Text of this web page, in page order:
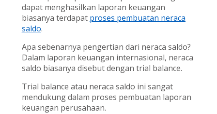
dapat menghasilkan laporan keuangan
biasanya terdapat proses pembuatan neraca
saldo.
Apa sebenarnya pengertian dari neraca saldo?
Dalam laporan keuangan internasional, neraca
saldo biasanya disebut dengan trial balance.
Trial balance atau neraca saldo ini sangat
mendukung dalam proses pembuatan laporan
keuangan perusahaan.